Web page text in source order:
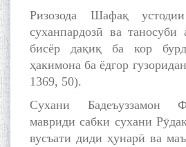
Ризозода Шафақ
суханпардозӣ ва
бисёр дақиқ ба кор
ҳакимона ба ёдгор
1369, 50).
Сухани Бадеъуззамон
мавриди сабки сухани
вусъати диди ҳунарӣ ва